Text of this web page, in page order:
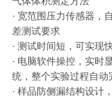
· 宽范围压力传感器，
差测试要求
· 测试时间短，可实现
· 电脑软件操控，实时
统，整个实验过程自
· 样品防侧漏结构设计